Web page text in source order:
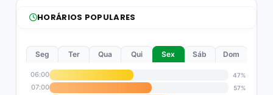
HORÁRIOS POPULARES
Seg Ter Qua Qui Sex Sáb Dom
06:00 47%
07:00 57%